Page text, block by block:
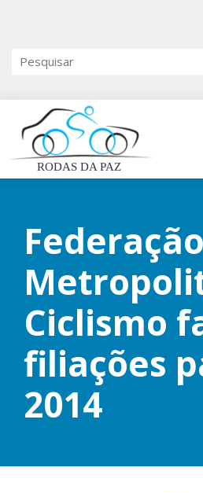
RODAS DA PAZ
Federação
Ciclismo
filiações
2014